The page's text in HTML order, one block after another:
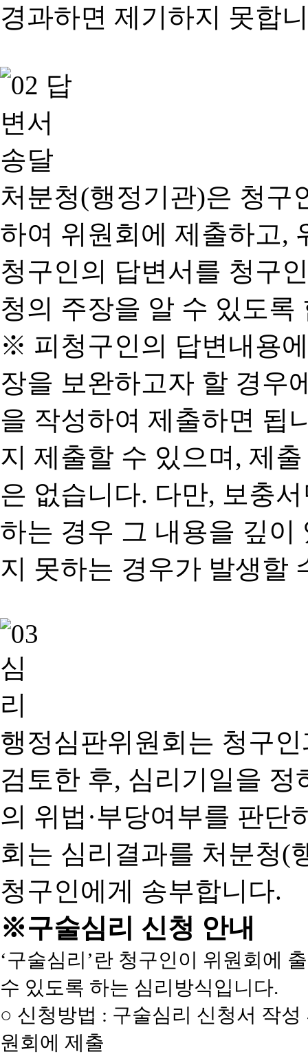
경과하면 제기하지 못합
처분청(행정기관)은 청구
하여 위원회에 제출하고,
청구인의 답변서를 청구
청의 주장을 알 수 있도록
※ 피청구인의 답변내용
장을 보완하고자 할 경우
을 작성하여 제출하면 됩
지 제출할 수 있으며, 제
은 없습니다. 다만, 보충
하는 경우 그 내용을 깊이
지 못하는 경우가 발생할
행정심판위원회는 청구
검토한 후, 심리기일을 정
의 위법·부당여부를 판단
회는 심리결과를 처분청(
청구인에게 송부합니다.
※구술심리 신청 안내
‘구술심리’란 청구인이 위원회에
수 있도록 하는 심리방식입니다.
○ 신청방법 : 구술심리 신청서 작
원회에 제출